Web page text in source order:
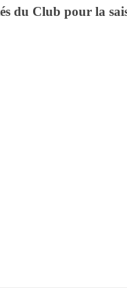
du Club pour la